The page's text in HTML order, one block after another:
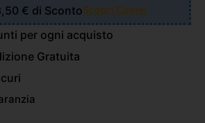
€ di ScontoScopri Come!
per ogni acquisto
Gratuita